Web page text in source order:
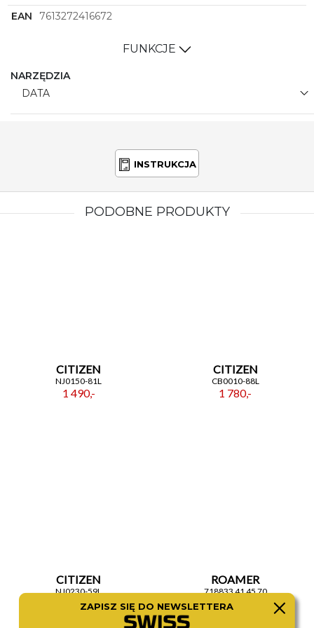
EAN
7613272416672
FUNKCJE
NARZĘDZIA
DATA
INSTRUKCJA
PODOBNE PRODUKTY
CITIZEN
NJ0150-81L
1 490,-
CITIZEN
CB0010-88L
1 780,-
CITIZEN
NJ0230-59L
1 480,-
ROAMER
718833 41 45 70
1 370,-
ZAPISZ SIĘ DO NEWSLETTERA